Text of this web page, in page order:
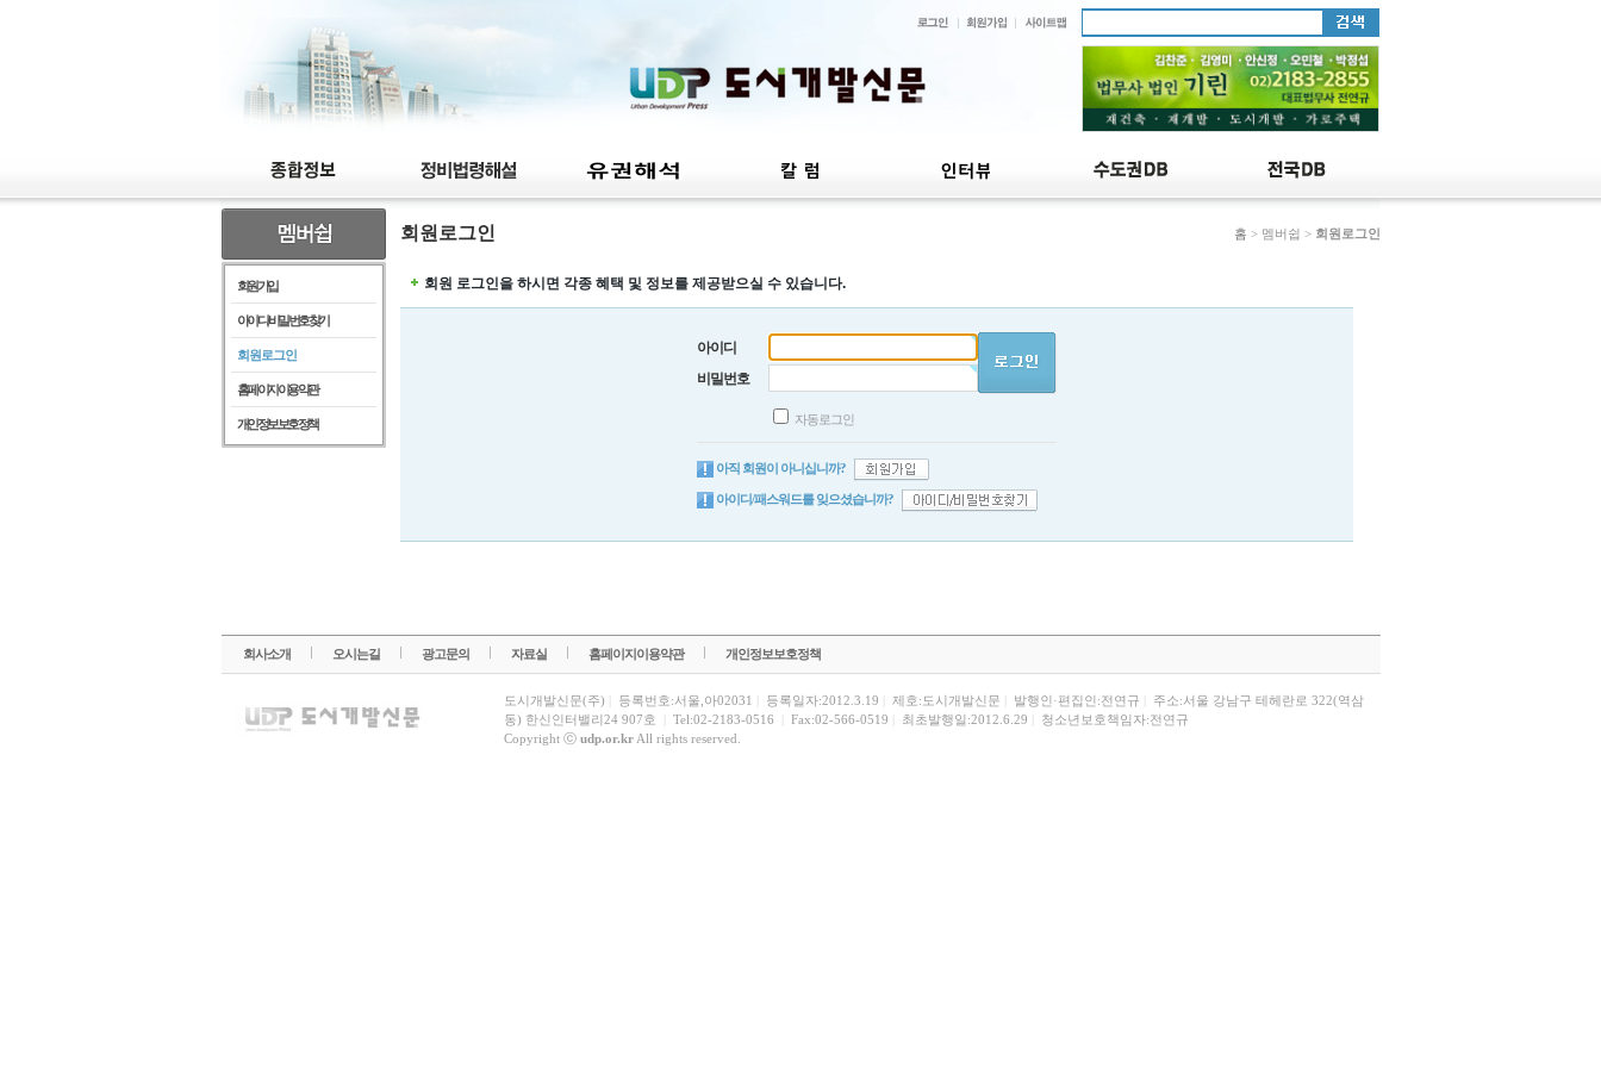
회원가입
아이디/비밀번호찾기
회원로그인
홈페이지이용약관
개인정보보호정책
회원로그인 홈 > 멤버쉽 > 회원로그인
회원 로그인을 하시면 각종 혜택 및 정보를 제공받으실 수 있습니다.
아이디
비밀번호
자동로그인
아직 회원이 아니십니까?
아이디/패스워드를 잊으셨습니까?
회사소개 오시는길 광고문의 자료실 홈페이지이용약관 개인정보보호정책
도시개발신문(주) 등록번호:서울,아02031 등록일자:2012.3.19 제호:도시개발신문 발행인·편집인:전연규
주소:서울 강남구 테헤란로 322(역삼
동) 한신인터밸리24 907호
Tel:02-2183-0516 Fax:02-566-0519 최초발행일:2012.6.29
청소년보호책임자:전연규
Copyright ⓒ udp.or.krAll rights reserved.